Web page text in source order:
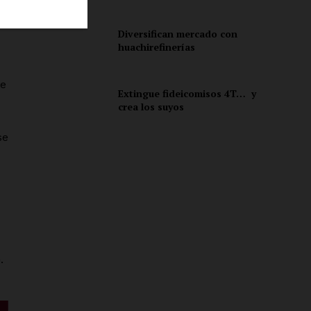
Diversifican mercado con
huachirefinerías
Extingue fideicomisos 4T… y
crea los suyos